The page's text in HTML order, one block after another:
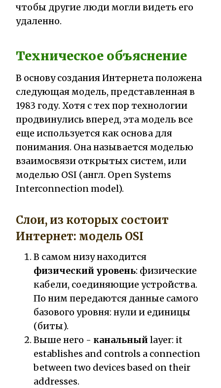
чтобы другие люди могли видеть его
удаленно.
Техническое объяснение
В основу создания Интернета положена
следующая модель, представленная в
1983 году. Хотя с тех пор технологии
продвинулись вперед, эта модель все
еще используется как основа для
понимания. Она называется моделью
взаимосвязи открытых систем, или
моделью OSI (англ. Open Systems
Interconnection model).
Слои, из которых состоит
Интернет: модель OSI
В самом низу находится
физический уровень: физические
кабели, соединяющие устройства.
По ним передаются данные самого
базового уровня: нули и единицы
(биты).
Выше него - канальный layer: it
establishes and controls a connection
between two devices based on their
addresses.